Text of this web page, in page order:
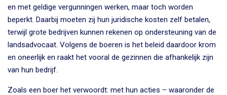
en met geldige vergunningen werken, maar toch worden
beperkt. Daarbij moeten zij hun juridische kosten zelf betalen,
terwijl grote bedrijven kunnen rekenen op ondersteuning van de
landsadvocaat. Volgens de boeren is het beleid daardoor krom
en oneerlijk en raakt het vooral de gezinnen die afhankelijk zijn
van hun bedrijf.
Zoals een boer het verwoordt: met hun acties – waaronder de